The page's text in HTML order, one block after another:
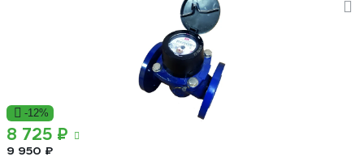
-12%
8 725 ₽
9 950 ₽